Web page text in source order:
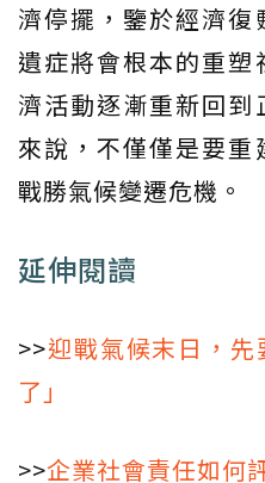
濟停擺，鑒於經濟
遺症將會根本的重
濟活動逐漸重新回
來說，不僅僅是要重
戰勝氣候變遷危機。
延伸閱讀
>>迎戰氣候末日，
了」
>>企業社會責任如何